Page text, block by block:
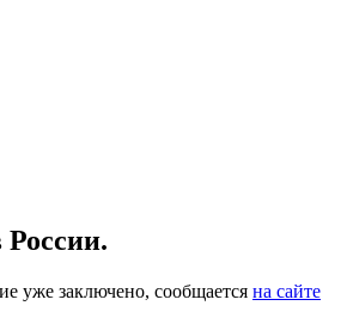
России.
уже заключено, сообщается на сайте